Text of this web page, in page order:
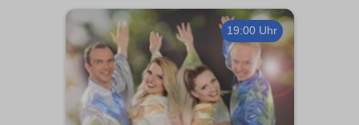
19:00 Uhr